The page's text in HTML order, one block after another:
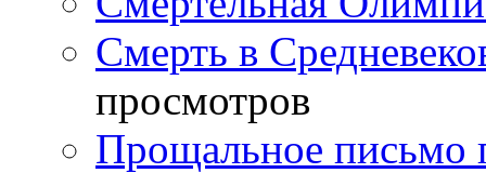
Смерть в
просмотров
Прощальное письмо